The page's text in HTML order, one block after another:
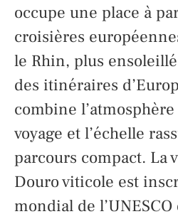
occupe une place à
croisières
le Rhin, plus
des itinéraires
combine
voyage et l’échelle
parcours compact. La
Douro viticole est
mondial de